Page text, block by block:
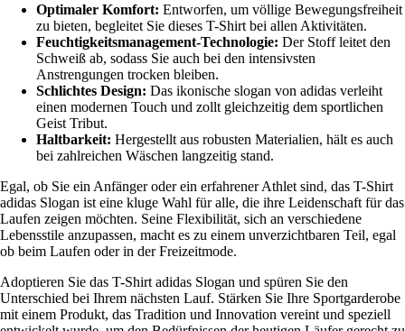
Optimaler Komfort: Entworfen, um völlige Bewegungsfreiheit
zu bieten, begleitet Sie dieses T-Shirt bei allen Aktivitäten.
Feuchtigkeitsmanagement-Technologie: Der Stoff leitet den
Schweiß ab, sodass Sie auch bei den intensivsten
Anstrengungen trocken bleiben.
Schlichtes Design: Das ikonische slogan von adidas verleiht
einen modernen Touch und zollt gleichzeitig dem sportlichen
Geist Tribut.
Haltbarkeit: Hergestellt aus robusten Materialien, hält es auch
bei zahlreichen Wäschen langzeitig stand.
Egal, ob Sie ein Anfänger oder ein erfahrener Athlet sind, das T-Shirt
adidas Slogan ist eine kluge Wahl für alle, die ihre Leidenschaft für das
Laufen zeigen möchten. Seine Flexibilität, sich an verschiedene
Lebensstile anzupassen, macht es zu einem unverzichtbaren Teil, egal
ob beim Laufen oder in der Freizeitmode.
Adoptieren Sie das T-Shirt adidas Slogan und spüren Sie den
Unterschied bei Ihrem nächsten Lauf. Stärken Sie Ihre Sportgarderobe
mit einem Produkt, das Tradition und Innovation vereint und speziell